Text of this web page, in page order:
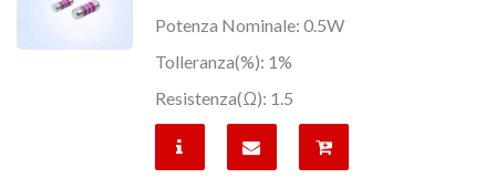
Potenza Nominale: 0.5W
Tolleranza(%): 1%
Resistenza(Ω): 1.5